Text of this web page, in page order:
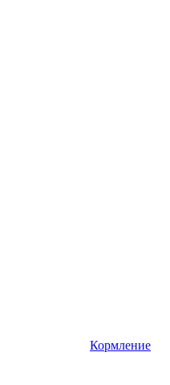
Кормление